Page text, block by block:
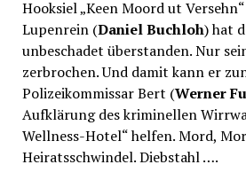
Hooksiel „Keen Moord ut
Lupenrein (Daniel Buchloh) hat
unbeschadet überstanden. Nur
zerbrochen. Und damit kann er
Polizeikommissar Bert (Werner
Aufklärung des kriminellen
Wellness-Hotel“ helfen. Mord,
Heiratsschwindel. Diebstahl ….